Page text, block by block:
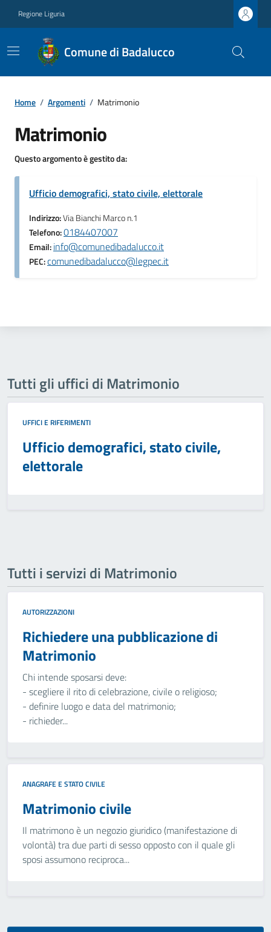
Regione Liguria
Comune di Badalucco
Home / Argomenti / Matrimonio
Matrimonio
Questo argomento è gestito da:
Ufficio demografici, stato civile, elettorale
Indirizzo:Via Bianchi Marco n.1
Telefono:0184407007
Email:info@comunedibadalucco.it
PEC:comunedibadalucco@legpec.it
Tutti gli uffici di Matrimonio
UFFICI E RIFERIMENTI
Ufficio demografici, stato civile,
elettorale
Tutti i servizi di Matrimonio
AUTORIZZAZIONI
Richiedere una pubblicazione di
Matrimonio
Chi intende sposarsi deve:
- scegliere il rito di celebrazione, civile o religioso;
- definire luogo e data del matrimonio;
- richieder...
ANAGRAFE E STATO CIVILE
Matrimonio civile
Il matrimono è un negozio giuridico (manifestazione di
volontà) tra due parti di sesso opposto con il quale gli
sposi assumono reciproca...